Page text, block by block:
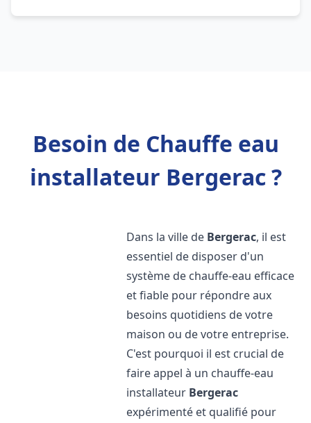
Besoin de Chauffe eau
installateur Bergerac ?
Dans la ville de Bergerac, il est
essentiel de disposer d'un
système de chauffe-eau efficace
et fiable pour répondre aux
besoins quotidiens de votre
maison ou de votre entreprise.
C'est pourquoi il est crucial de
faire appel à un chauffe-eau
installateur Bergerac
expérimenté et qualifié pour